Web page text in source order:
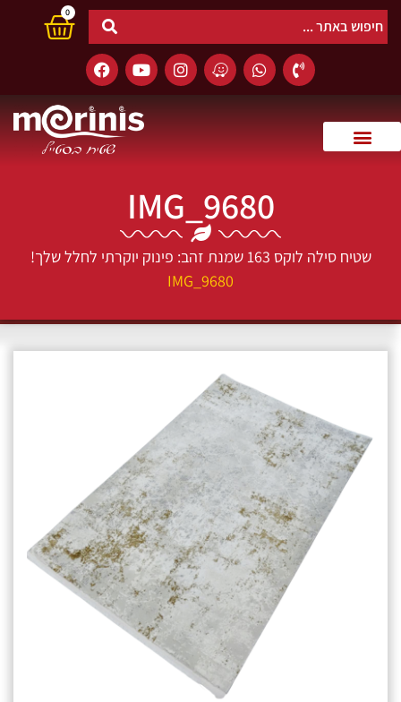
0
IMG_9680
שטיח סילה לוקס 163 שמנת זהב: פינוק יוקרתי לחלל שלך!
IMG_9680